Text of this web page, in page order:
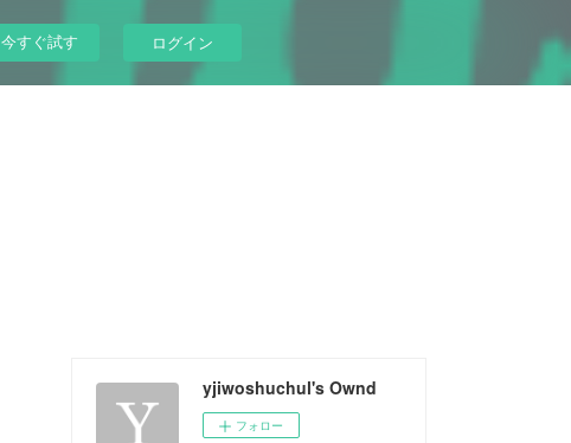
今すぐ試す ログイン
yjiwoshuchul's Ownd
フォロー